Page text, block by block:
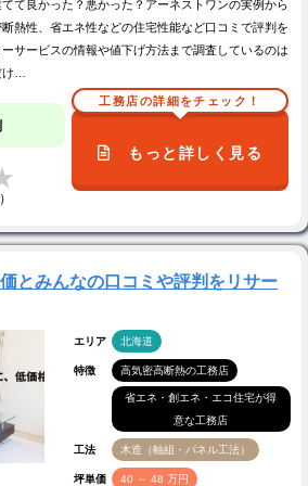
て良かった？悪かった？アーネストワンの実例から
熱性、省エネ性などの住宅性能など口コミで評判を
サービスの情報や値下げ方法まで調査しているのは
…
工務店の詳細をチェック！
もっと詳しく見る
とみんなの口コミや評判をリサー
エリア 北海道
特徴 高気密高断熱の工務店
省エネ・創エネ・エコ住宅が得
意な工務店
工法 木造（軸組・パネル工法）
坪単価 40 ～ 48 万円